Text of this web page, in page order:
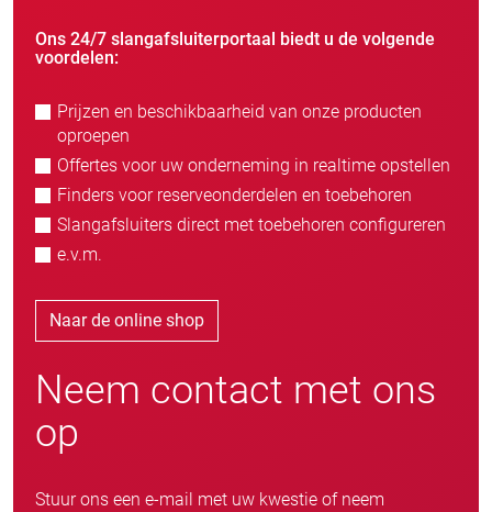
Ons 24/7 slangafsluiterportaal biedt u de volgende
voordelen:
Prijzen en beschikbaarheid van onze producten
oproepen
Offertes voor uw onderneming in realtime opstellen
Finders voor reserveonderdelen en toebehoren
Slangafsluiters direct met toebehoren configureren
e.v.m.
Naar de online shop
Neem contact met ons
op
Stuur ons een e-mail met uw kwestie of neem